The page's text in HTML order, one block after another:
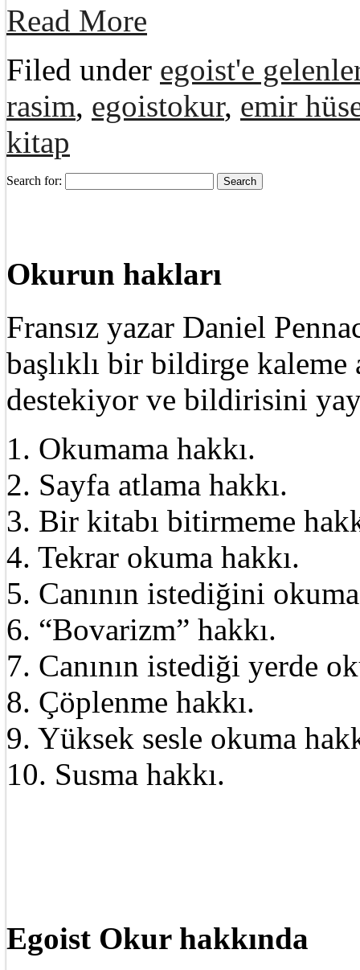
Read More
Filed under egoist'e
rasim, egoistokur, emir
kitap
Search for:
Okurun hakları
Fransız yazar Daniel
başlıklı bir bildirge kaleme
destekiyor ve bildirisini
1. Okumama hakkı.
2. Sayfa atlama hakkı.
3. Bir kitabı bitirmeme
4. Tekrar okuma hakkı.
5. Canının istediğini
6. “Bovarizm” hakkı.
7. Canının istediği yerde
8. Çöplenme hakkı.
9. Yüksek sesle okuma
10. Susma hakkı.
Egoist Okur hakkında